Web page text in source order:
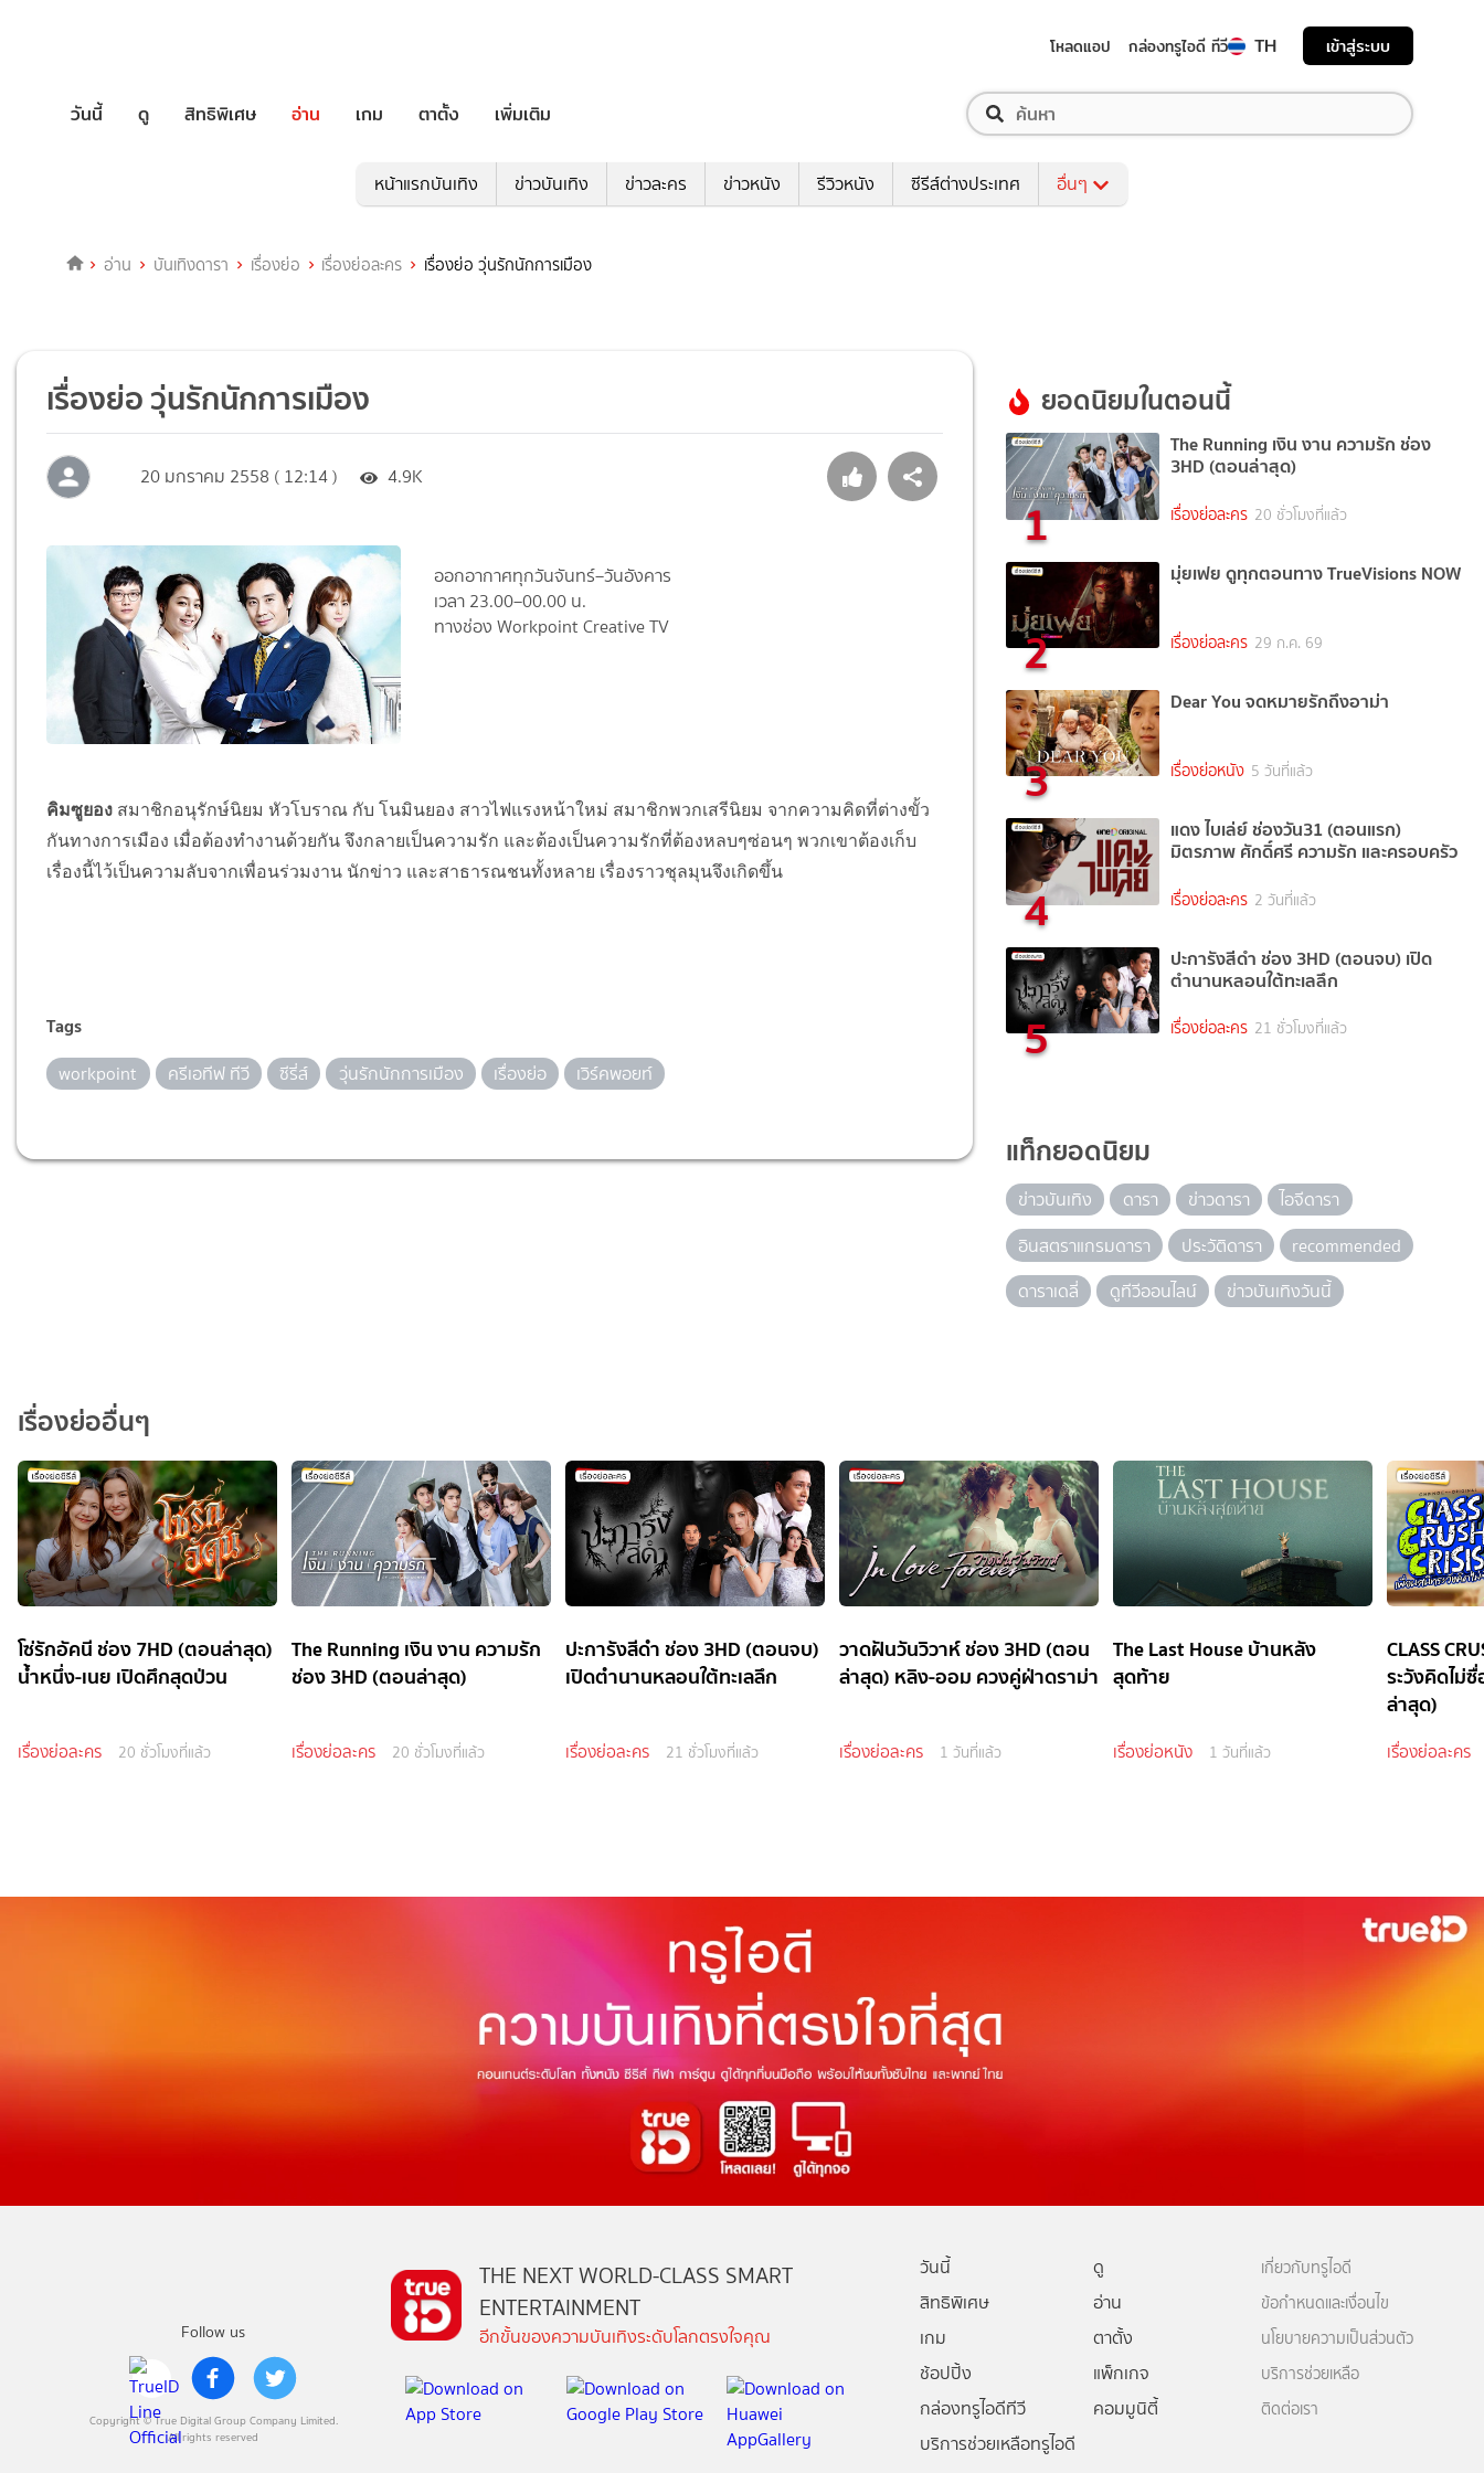
โหลดแอป กล่องทรูไอดี ทีวี TH เข้าสู่ระบบ
วันนี้ ดู สิทธิพิเศษ อ่าน เกม ตาตั้ง เพิ่มเติม
หน้าแรกบันเทิง ข่าวบันเทิง ข่าวละคร ข่าวหนัง รีวิวหนัง ซีรีส์ต่างประเทศ อื่นๆ
อ่าน บันเทิงดารา เรื่องย่อ เรื่องย่อละคร เรื่องย่อ วุ่นรักนักการเมือง
เรื่องย่อ วุ่นรักนักการเมือง
20 มกราคม 2558 ( 12:14 ) 4.9K
ออกอากาศทุกวันจันทร์–วันอังคาร
เวลา 23.00–00.00 น.
ทางช่อง Workpoint Creative TV
คิมซูยอง สมาชิกอนุรักษ์นิยม หัวโบราณ กับ โนมินยอง สาวไฟแรงหน้าใหม่ สมาชิกพวกเสรีนิยม จากความคิดที่ต่างขั้ว
กันทางการเมือง เมื่อต้องทำงานด้วยกัน จึงกลายเป็นความรัก และต้องเป็นความรักที่ต้องหลบๆซ่อนๆ พวกเขาต้องเก็บ
เรื่องนี้ไว้เป็นความลับจากเพื่อนร่วมงาน นักข่าว และสาธารณชนทั้งหลาย เรื่องราวชุลมุนจึงเกิดขึ้น
Tags
workpoint ครีเอทีฟ ทีวี ซีรี่ส์ วุ่นรักนักการเมือง เรื่องย่อ เวิร์คพอยท์
ยอดนิยมในตอนนี้
1
The Running เงิน งาน ความรัก ช่อง
3HD (ตอนล่าสุด)
เรื่องย่อละคร 20 ชั่วโมงที่แล้ว
2
มุ่ยเฟย ดูทุกตอนทาง TrueVisions NOW
เรื่องย่อละคร 29 ก.ค. 69
3
Dear You จดหมายรักถึงอาม่า
เรื่องย่อหนัง 5 วันที่แล้ว
4
แดง ไบเล่ย์ ช่องวัน31 (ตอนแรก)
มิตรภาพ ศักดิ์ศรี ความรัก และครอบครัว
เรื่องย่อละคร 2 วันที่แล้ว
5
ปะการังสีดำ ช่อง 3HD (ตอนจบ) เปิด
ตำนานหลอนใต้ทะเลลึก
เรื่องย่อละคร 21 ชั่วโมงที่แล้ว
แท็กยอดนิยม
ข่าวบันเทิง ดารา ข่าวดารา
ไอจีดารา
อินสตราแกรมดารา
ประวัติดารา
recommended
ดาราเดลี่
ดูทีวีออนไลน์ ข่าวบันเทิงวันนี้
เรื่องย่ออื่นๆ
โซ่รักอัคนี ช่อง 7HD (ตอนล่าสุด)
น้ำหนึ่ง-เนย เปิดศึกสุดป่วน
เรื่องย่อละคร 20 ชั่วโมงที่แล้ว
The Running เงิน งาน ความรัก
ช่อง 3HD (ตอนล่าสุด)
เรื่องย่อละคร 20 ชั่วโมงที่แล้ว
ปะการังสีดำ ช่อง 3HD (ตอนจบ)
เปิดตำนานหลอนใต้ทะเลลึก
เรื่องย่อละคร 21 ชั่วโมงที่แล้ว
วาดฝันวันวิวาห์ ช่อง 3HD (ตอน
ล่าสุด) หลิง-ออม ควงคู่ฝ่าดราม่า
เรื่องย่อละคร 1 วันที่แล้ว
The Last House บ้านหลัง
สุดท้าย
เรื่องย่อหนัง 1 วันที่แล้ว
CLASS
ระวังคิดไม่
ล่าสุด)
เรื่องย่อละคร
Follow us
Copyright © True Digital Group Company Limited.
All rights reserved
THE NEXT WORLD-CLASS SMART
ENTERTAINMENT
อีกขั้นของความบันเทิงระดับโลกตรงใจคุณ
วันนี้
ดู
สิทธิพิเศษ
อ่าน
เกม
ตาตั้ง
ช้อปปิ้ง
แพ็กเกจ
กล่องทรูไอดีทีวี
คอมมูนิตี้
บริการช่วยเหลือทรูไอดี
เกี่ยวกับทรูไอดี
ข้อกำหนดและเงื่อนไข
นโยบายความเป็นส่วนตัว
บริการช่วยเหลือ
ติดต่อเรา